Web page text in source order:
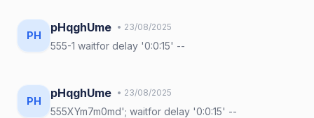
PH
pHqghUme • 23/08/2025
555-1 waitfor delay '0:0:15' --
PH
pHqghUme • 23/08/2025
555XYm7m0md'; waitfor delay '0:0:15' --